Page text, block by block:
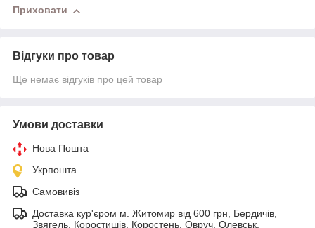
Приховати
Відгуки про товар
Ще немає відгуків про цей товар
Умови доставки
Нова Пошта
Укрпошта
Самовивіз
Доставка кур'єром м. Житомир від 600 грн, Бердичів,
Звягель, Коростишів, Коростень, Овруч, Олевськ.